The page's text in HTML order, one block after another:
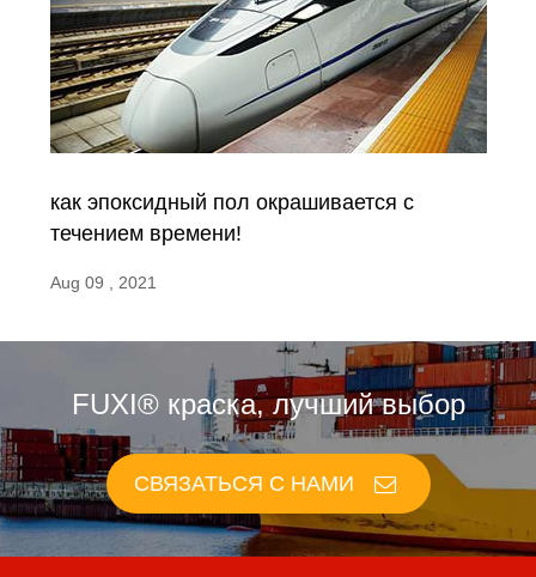
как эпоксидный пол окрашивается с
течением времени!
Aug 09 , 2021
FUXI® краска, лучший выбор
СВЯЗАТЬСЯ С НАМИ